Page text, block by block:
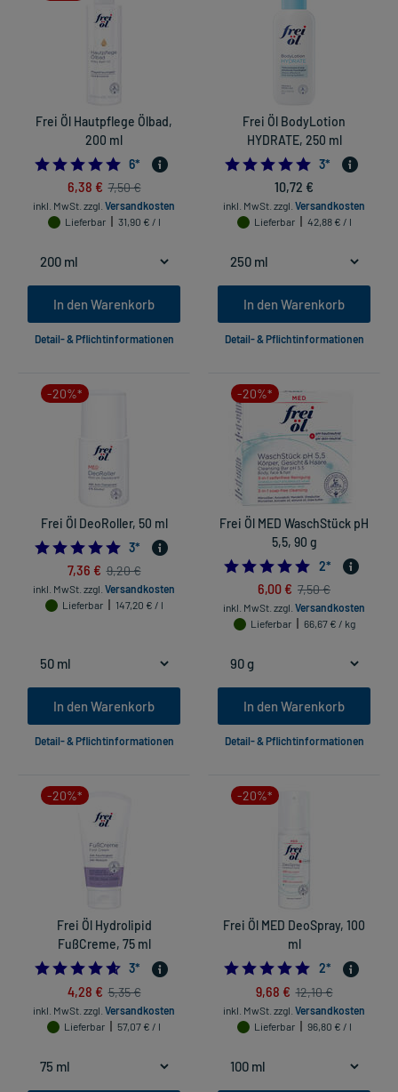
Frei Öl Hautpflege Ölbad,
200 ml
5.0
6*
6,38 € 7,50 €
inkl. MwSt. zzgl. Versandkosten
Lieferbar
31,90 € / l
In den Warenkorb
Detail- & Pflichtinformationen
Frei Öl BodyLotion
HYDRATE, 250 ml
5.0
3*
10,72 €
inkl. MwSt. zzgl. Versandkosten
Lieferbar
42,88 € / l
In den Warenkorb
Detail- & Pflichtinformationen
-20%*
Frei Öl DeoRoller, 50 ml
5.0
3*
7,36 € 9,20 €
inkl. MwSt. zzgl. Versandkosten
Lieferbar
147,20 € / l
In den Warenkorb
Detail- & Pflichtinformationen
-20%*
Frei Öl MED WaschStück pH
5,5, 90 g
5.0
2*
6,00 € 7,50 €
inkl. MwSt. zzgl. Versandkosten
Lieferbar
66,67 € / kg
In den Warenkorb
Detail- & Pflichtinformationen
-20%*
Frei Öl Hydrolipid
FußCreme, 75 ml
4.666666666666667
3*
4,28 € 5,35 €
inkl. MwSt. zzgl. Versandkosten
Lieferbar
57,07 € / l
-20%*
Frei Öl MED DeoSpray, 100
ml
5.0
2*
9,68 € 12,10 €
inkl. MwSt. zzgl. Versandkosten
Lieferbar
96,80 € / l